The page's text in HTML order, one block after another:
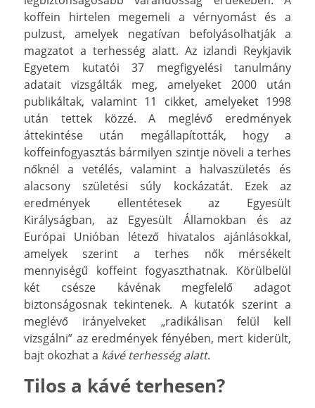
koffein hirtelen megemeli a vérnyomást és a
pulzust, amelyek negatívan befolyásolhatják a
magzatot a terhesség alatt. Az izlandi Reykjavik
Egyetem kutatói 37 megfigyelési tanulmány
adatait vizsgálták meg, amelyeket 2000 után
publikáltak, valamint 11 cikket, amelyeket 1998
után tettek közzé. A meglévő eredmények
áttekintése után megállapították, hogy a
koffeinfogyasztás bármilyen szintje növeli a terhes
nőknél a vetélés, valamint a halvaszületés és
alacsony születési súly kockázatát. Ezek az
eredmények ellentétesek az Egyesült
Királyságban, az Egyesült Államokban és az
Európai Unióban létező hivatalos ajánlásokkal,
amelyek szerint a terhes nők mérsékelt
mennyiségű koffeint fogyaszthatnak. Körülbelül
két csésze kávénak megfelelő adagot
biztonságosnak tekintenek. A kutatók szerint a
meglévő irányelveket „radikálisan felül kell
vizsgálni” az eredmények fényében, mert kiderült,
bajt okozhat a kávé terhesség alatt.
Tilos a kávé terhesen?